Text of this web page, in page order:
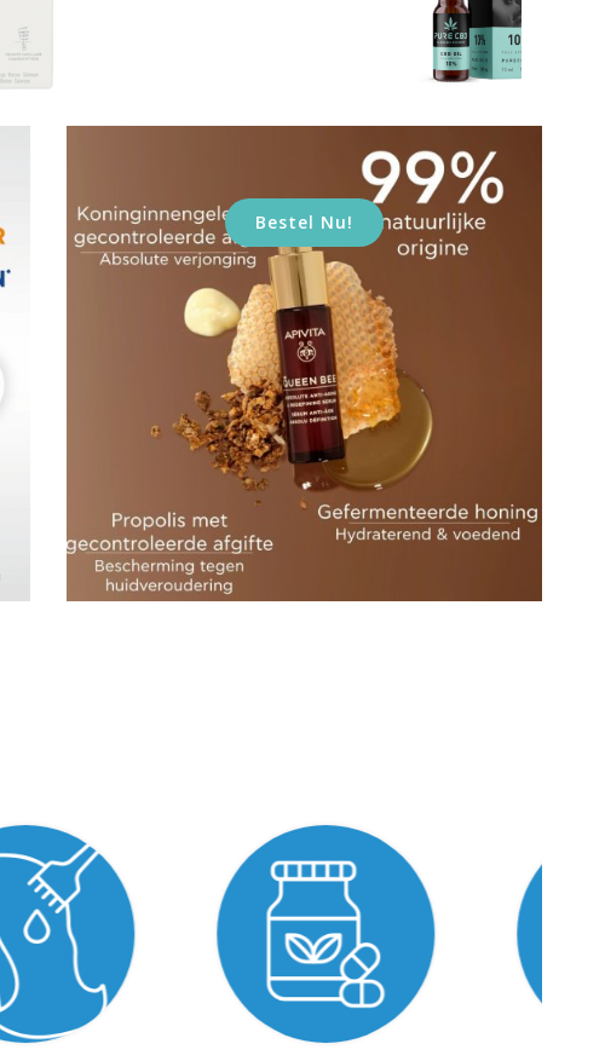
Bestel Nu!